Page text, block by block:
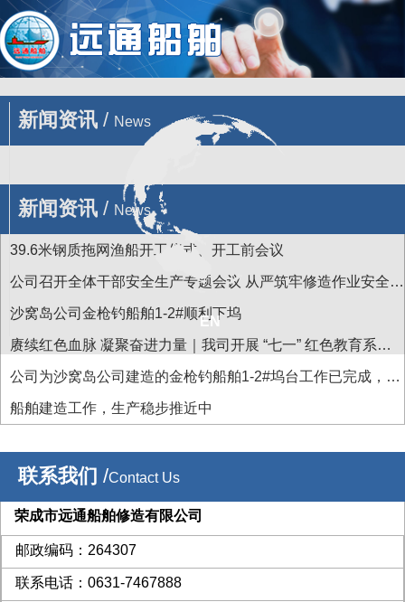
EN
您的位置 : 首页/新闻
新闻资讯 / News
新闻资讯 / News
39.6米钢质拖网渔船开工仪式、开工前会议
公司召开全体干部安全生产专题会议 从严筑牢修造作业安全防
线
沙窝岛公司金枪钓船舶1-2#顺利下坞
赓续红色血脉 凝聚奋进力量｜我司开展 “七一” 红色教育系列
主题活动
公司为沙窝岛公司建造的金枪钓船舶1-2#坞台工作已完成，近
日下坞。
船舶建造工作，生产稳步推近中
联系我们 /Contact Us
荣成市远通船舶修造有限公司
邮政编码：264307
联系电话：0631-7467888